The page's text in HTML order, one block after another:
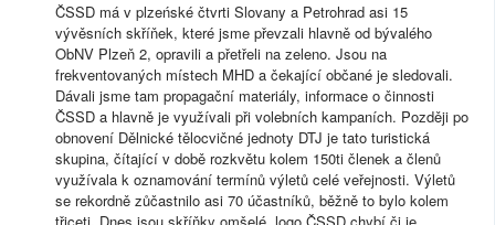
ČSSD má v plzeńské čtvrti Slovany a Petrohrad asi 15
vývěsních skříňek, které jsme převzali hlavně od bývalého
ObNV Plzeň 2, opravili a přetřeli na zeleno. Jsou na
frekventovaných místech MHD a čekající občané je sledovali.
Dávali jsme tam propagační materiály, informace o činnosti
ČSSD a hlavně je využívali při volebních kampaních. Později po
obnovení Dělnické tělocvičné jednoty DTJ je tato turistická
skupina, čítající v době rozkvětu kolem 150ti členek a členů
využívala k oznamování termínů výletů celé veřejnosti. Výletů
se rekordně zůčastnilo asi 70 účastníků, běžně to bylo kolem